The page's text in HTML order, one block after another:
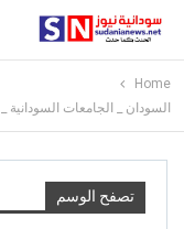
Home
السودان _ الجامعات السودانية
تصفح الوسم